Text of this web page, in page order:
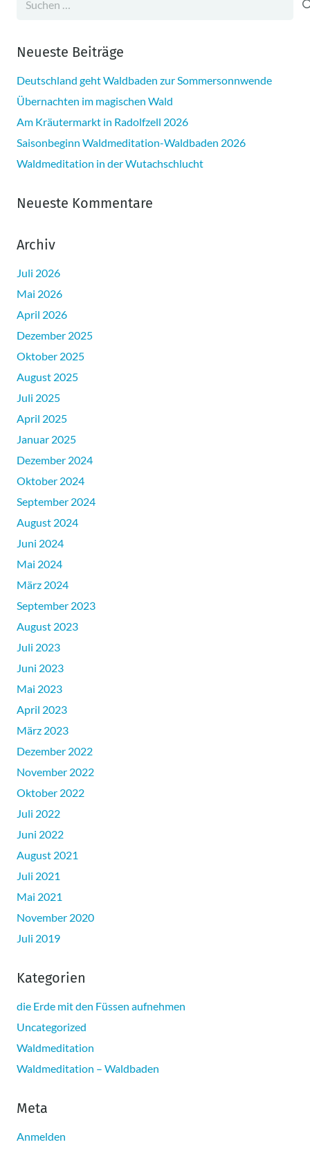
Neueste Beiträge
Deutschland geht Waldbaden zur Sommersonnwende
Übernachten im magischen Wald
Am Kräutermarkt in Radolfzell 2026
Saisonbeginn Waldmeditation-Waldbaden 2026
Waldmeditation in der Wutachschlucht
Neueste Kommentare
Archiv
Juli 2026
Mai 2026
April 2026
Dezember 2025
Oktober 2025
August 2025
Juli 2025
April 2025
Januar 2025
Dezember 2024
Oktober 2024
September 2024
August 2024
Juni 2024
Mai 2024
März 2024
September 2023
August 2023
Juli 2023
Juni 2023
Mai 2023
April 2023
März 2023
Dezember 2022
November 2022
Oktober 2022
Juli 2022
Juni 2022
August 2021
Juli 2021
Mai 2021
November 2020
Juli 2019
Kategorien
die Erde mit den Füssen aufnehmen
Uncategorized
Waldmeditation
Waldmeditation – Waldbaden
Meta
Anmelden